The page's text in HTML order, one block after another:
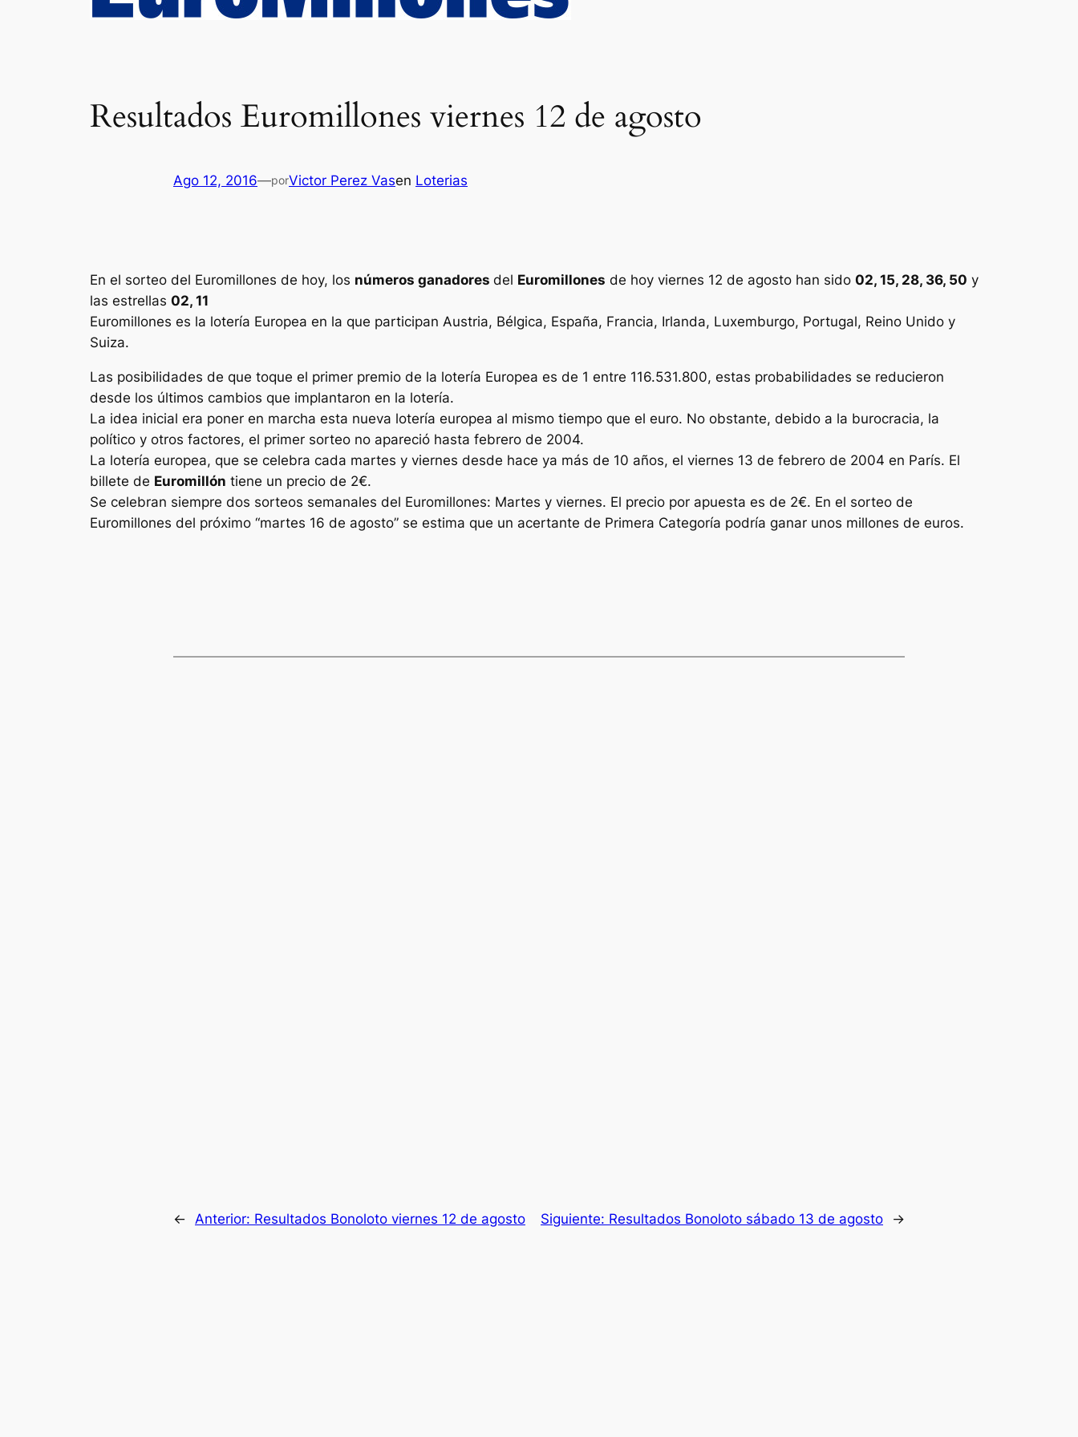
Resultados Euromillones viernes 12 de agosto
Ago 12, 2016—porVictor Perez Vasen Loterias
En el sorteo del Euromillones de hoy, los números ganadores del Euromillones de hoy viernes 12 de agosto han sido 02, 15, 28, 36, 50 y
las estrellas 02, 11
Euromillones es la lotería Europea en la que participan Austria, Bélgica, España, Francia, Irlanda, Luxemburgo, Portugal, Reino Unido y
Suiza.
Las posibilidades de que toque el primer premio de la lotería Europea es de 1 entre 116.531.800, estas probabilidades se reducieron
desde los últimos cambios que implantaron en la lotería.
La idea inicial era poner en marcha esta nueva lotería europea al mismo tiempo que el euro. No obstante, debido a la burocracia, la
político y otros factores, el primer sorteo no apareció hasta febrero de 2004.
La lotería europea, que se celebra cada martes y viernes desde hace ya más de 10 años, el viernes 13 de febrero de 2004 en París. El
billete de Euromillón tiene un precio de 2€.
Se celebran siempre dos sorteos semanales del Euromillones: Martes y viernes. El precio por apuesta es de 2€. En el sorteo de
Euromillones del próximo “martes 16 de agosto” se estima que un acertante de Primera Categoría podría ganar unos millones de euros.
← Anterior: Resultados Bonoloto viernes 12 de agosto Siguiente: Resultados Bonoloto sábado 13 de agosto →